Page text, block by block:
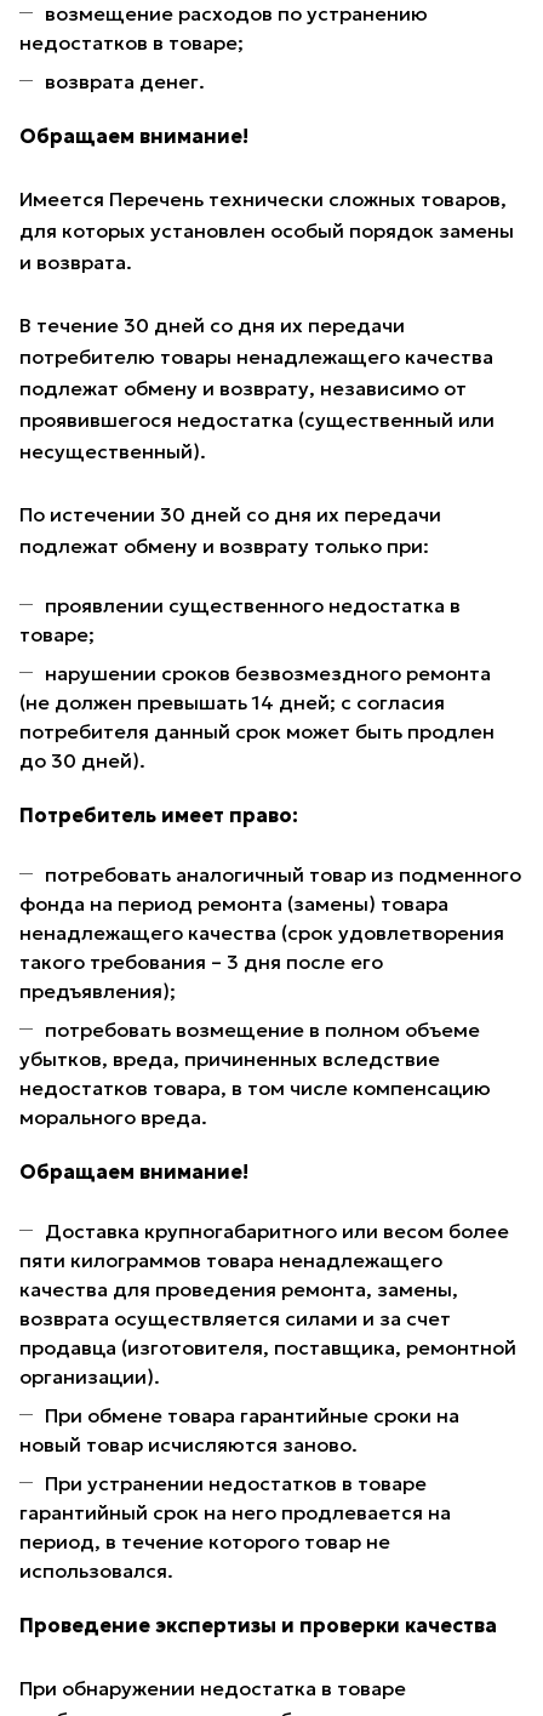
возмещение расходов по устранению
недостатков в товаре;
возврата денег.
Обращаем внимание!
Имеется Перечень технически сложных товаров,
для которых установлен особый порядок замены
и возврата.
В течение 30 дней со дня их передачи
потребителю товары ненадлежащего качества
подлежат обмену и возврату, независимо от
проявившегося недостатка (существенный или
несущественный).
По истечении 30 дней со дня их передачи
подлежат обмену и возврату только при:
проявлении существенного недостатка в
товаре;
нарушении сроков безвозмездного ремонта
(не должен превышать 14 дней; с согласия
потребителя данный срок может быть продлен
до 30 дней).
Потребитель имеет право:
потребовать аналогичный товар из подменного
фонда на период ремонта (замены) товара
ненадлежащего качества (срок удовлетворения
такого требования – 3 дня после его
предъявления);
потребовать возмещение в полном объеме
убытков, вреда, причиненных вследствие
недостатков товара, в том числе компенсацию
морального вреда.
Обращаем внимание!
Доставка крупногабаритного или весом более
пяти килограммов товара ненадлежащего
качества для проведения ремонта, замены,
возврата осуществляется силами и за счет
продавца (изготовителя, поставщика, ремонтной
организации).
При обмене товара гарантийные сроки на
новый товар исчисляются заново.
При устранении недостатков в товаре
гарантийный срок на него продлевается на
период, в течение которого товар не
использовался.
Проведение экспертизы и проверки качества
При обнаружении недостатка в товаре